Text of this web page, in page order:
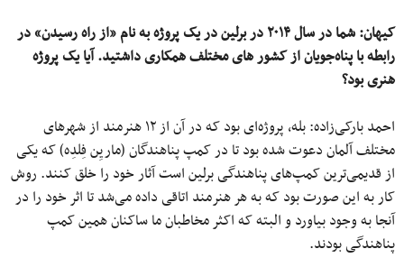
کیهان:شما در سال۲۰۱۴ در برلین در یک پروژه به نام«از راه رسیدن»در
رابطه با پناه‌جویان از کشور های مختلف همکاری داشتید.آیا یک پروژه
هنری بود؟
احمد بارکی‌زاده: بله، پروژه‌ای بود که در آن از ۱۲ هنرمند از شهرهای
مختلف آلمان دعوت شده بود تا در کمپ پناهندگان (ماریِن فِلدِه) که یکی
از قدیمی‌ترین کمپ‌های پناهندگی برلین است آثار خود را خلق کنند. روش
کار به این صورت بود که به هر هنرمند اتاقی داده می‌شد تا اثر خود را در
آنجا به وجود بیاورد و البته که اکثر مخاطبان ما ساکنان همین کمپ
پناهندگی بودند.